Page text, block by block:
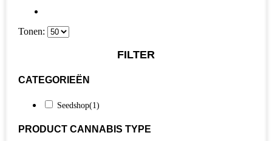
Tonen:
FILTER
CATEGORIEËN
Seedshop(1)
PRODUCT CANNABIS TYPE